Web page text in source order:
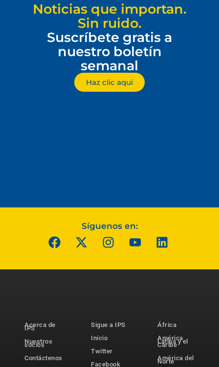
Noticias que importan.
Sin ruido.
Suscríbete gratis a
nuestro boletín
semanal
Haz clic aquí
Síguenos en:
Acerca de
IPS
Nuestros
socios
Contáctenos
Sigue a IPS
Inicio
Twitter
Facebook
África
América
Latina y el
Caribe
América del
Norte